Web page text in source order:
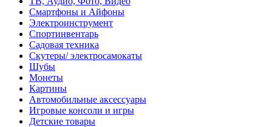
Смартфоны и Айфоны
Электроинструмент
Спортинвентарь
Садовая техника
Скутеры/ электросамокаты
Шубы
Монеты
Картины
Автомобильные аксессуары
Игровые консоли и игры
Детские товары